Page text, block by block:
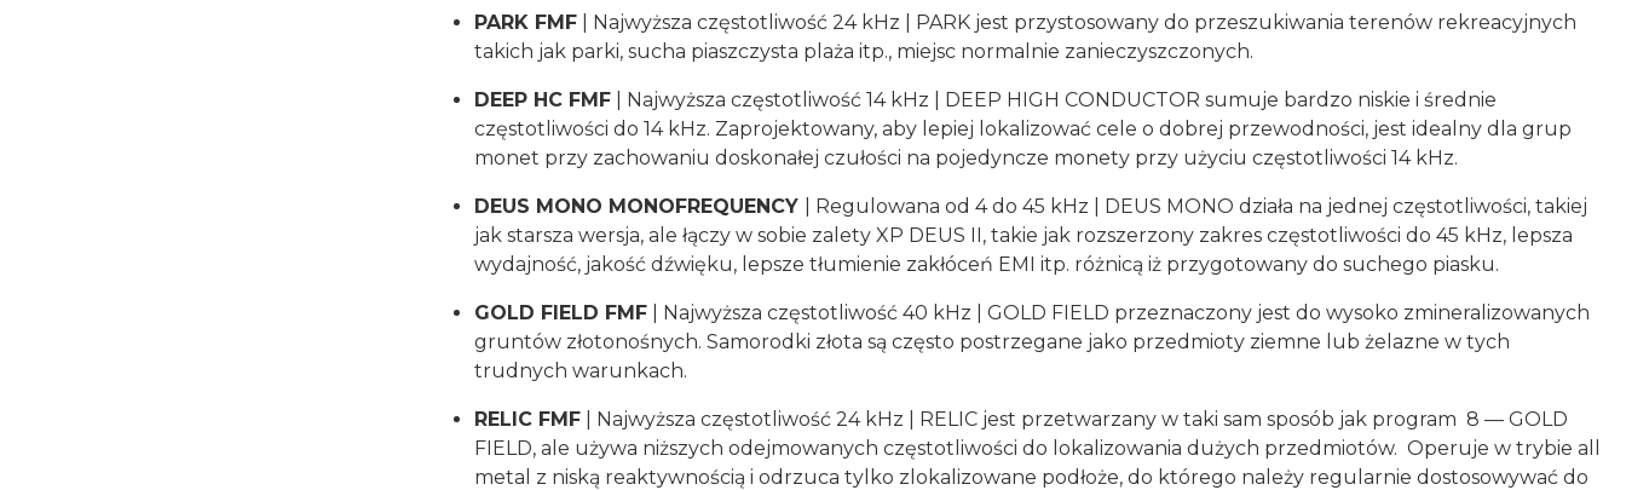
PARK FMF | Najwyższa częstotliwość 24 kHz | PARK jest przystosowany do przeszukiwania terenów rekreacyjnych
takich jak parki, sucha piaszczysta plaża itp., miejsc normalnie zanieczyszczonych.
DEEP HC FMF | Najwyższa częstotliwość 14 kHz | DEEP HIGH CONDUCTOR sumuje bardzo niskie i średnie
częstotliwości do 14 kHz. Zaprojektowany, aby lepiej lokalizować cele o dobrej przewodności, jest idealny dla grup
monet przy zachowaniu doskonałej czułości na pojedyncze monety przy użyciu częstotliwości 14 kHz.
DEUS MONO MONOFREQUENCY
| Regulowana od 4 do 45 kHz | DEUS MONO działa na jednej częstotliwości, takiej
jak starsza wersja, ale łączy w sobie zalety XP DEUS II, takie jak rozszerzony zakres częstotliwości do 45 kHz, lepsza
wydajność, jakość dźwięku, lepsze tłumienie zakłóceń EMI itp. różnicą iż przygotowany do suchego piasku.
GOLD FIELD FMF | Najwyższa częstotliwość 40 kHz | GOLD FIELD przeznaczony jest do wysoko zmineralizowanych
gruntów złotonośnych. Samorodki złota są często postrzegane jako przedmioty ziemne lub żelazne w tych
trudnych warunkach.
RELIC FMF | Najwyższa częstotliwość 24 kHz | RELIC jest przetwarzany w taki sam sposób jak program 8 — GOLD
FIELD, ale używa niższych odejmowanych częstotliwości do lokalizowania dużych przedmiotów. Operuje w trybie all
metal z niską reaktywnością i odrzuca tylko zlokalizowane podłoże, do którego należy regularnie dostosowywać do